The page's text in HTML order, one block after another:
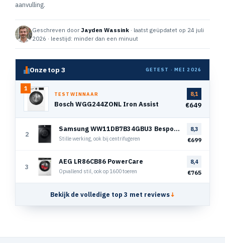
aanvulling.
Geschreven door Jayden Wassink · laatst geüpdatet op 24 juli
2026 · leestijd: minder dan een minuut
Onze top 3 GETEST · MEI 2026
1
TESTWINNAAR
Bosch WGG244ZONL Iron Assist
8,1
€649
2
Samsung WW11DB7B34GBU3 Bespoke Super Speed
Stille werking, ook bij centrifugeren
8,3
€699
3
AEG LR86CB86 PowerCare
Opvallend stil, ook op 1600 toeren
8,4
€765
Bekijk de volledige top 3 met reviews↓